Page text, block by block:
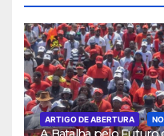
ARTIGO DE ABERTURA